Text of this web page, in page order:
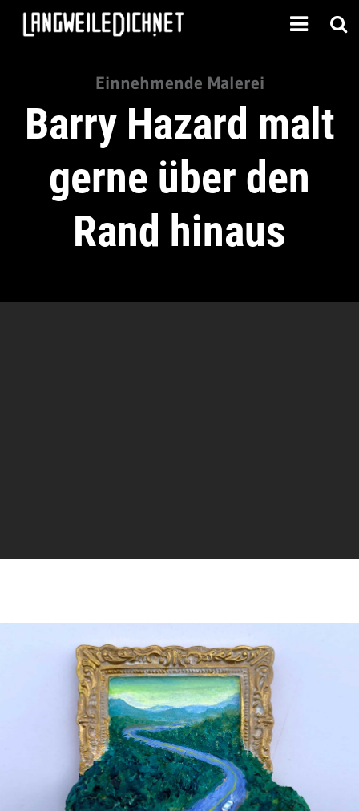
Einnehmende Malerei
Barry Hazard malt
gerne über den
Rand hinaus